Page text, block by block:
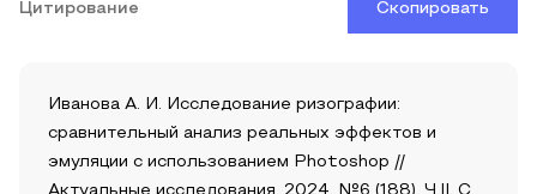
Цитирование Скопировать
Иванова А. И. Исследование ризографии:
сравнительный анализ реальных эффектов и
эмуляции с использованием Photoshop //